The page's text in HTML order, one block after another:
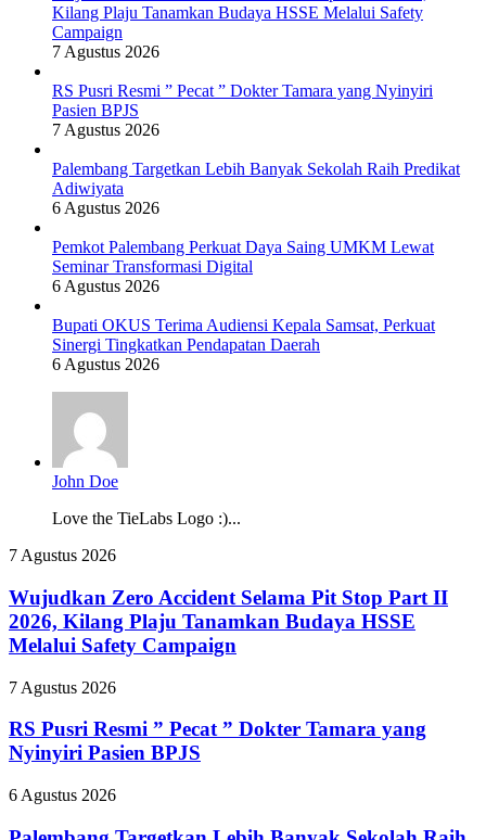
Kilang Plaju Tanamkan Budaya HSSE Melalui Safety
Campaign
7 Agustus 2026
RS Pusri Resmi ” Pecat ” Dokter Tamara yang Nyinyiri
Pasien BPJS
7 Agustus 2026
Palembang Targetkan Lebih Banyak Sekolah Raih Predikat
Adiwiyata
6 Agustus 2026
Pemkot Palembang Perkuat Daya Saing UMKM Lewat
Seminar Transformasi Digital
6 Agustus 2026
Bupati OKUS Terima Audiensi Kepala Samsat, Perkuat
Sinergi Tingkatkan Pendapatan Daerah
6 Agustus 2026
John Doe
Love the TieLabs Logo :)...
Wujudkan
Accident
Selama
Pit
Stop
II
Kilang
Plaju
Tanamkan
Budaya
HSSE
Melalui
7 Agustus 2026
Wujudkan Zero Accident Selama Pit Stop Part II
2026, Kilang Plaju Tanamkan Budaya HSSE
Melalui Safety Campaign
RS
Resmi
”
Pecat
Dokter
7 Agustus 2026
RS Pusri Resmi ” Pecat ” Dokter Tamara yang
Nyinyiri Pasien BPJS
Palembang
Lebih
6 Agustus 2026